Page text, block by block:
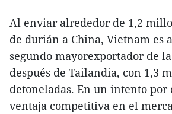
Al enviar alrededor de 1,2
de durián a China, Vietnam es
segundo mayorexportador de
después de Tailandia, con 1,3
detoneladas. En un intento por
ventaja competitiva en el